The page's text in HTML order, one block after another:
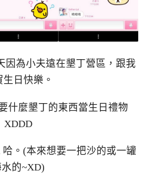
因為小夫遠在墾丁營區，跟我
生日快樂。
什麼墾丁的東西當生日禮物
XDDD
。(本來想要一把沙的或一罐
水的~XD)